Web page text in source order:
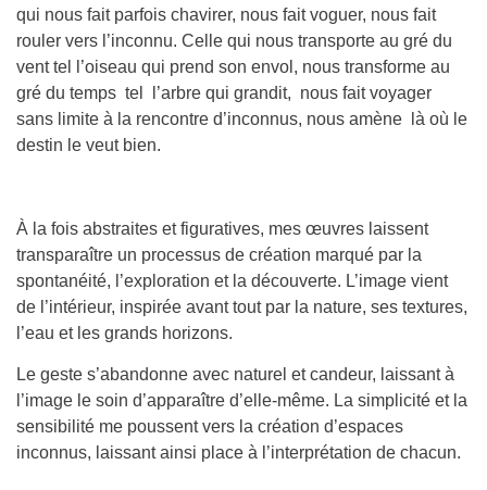
qui nous fait parfois chavirer, nous fait voguer, nous fait
rouler vers l’inconnu. Celle qui nous transporte au gré du
vent tel l’oiseau qui prend son envol, nous transforme au
gré du temps tel l’arbre qui grandit, nous fait voyager
sans limite à la rencontre d’inconnus, nous amène là où le
destin le veut bien.
À la fois abstraites et figuratives, mes œuvres laissent
transparaître un processus de création marqué par la
spontanéité, l’exploration et la découverte. L’image vient
de l’intérieur, inspirée avant tout par la nature, ses textures,
l’eau et les grands horizons.
Le geste s’abandonne avec naturel et candeur, laissant à
l’image le soin d’apparaître d’elle-même. La simplicité et la
sensibilité me poussent vers la création d’espaces
inconnus, laissant ainsi place à l’interprétation de chacun.